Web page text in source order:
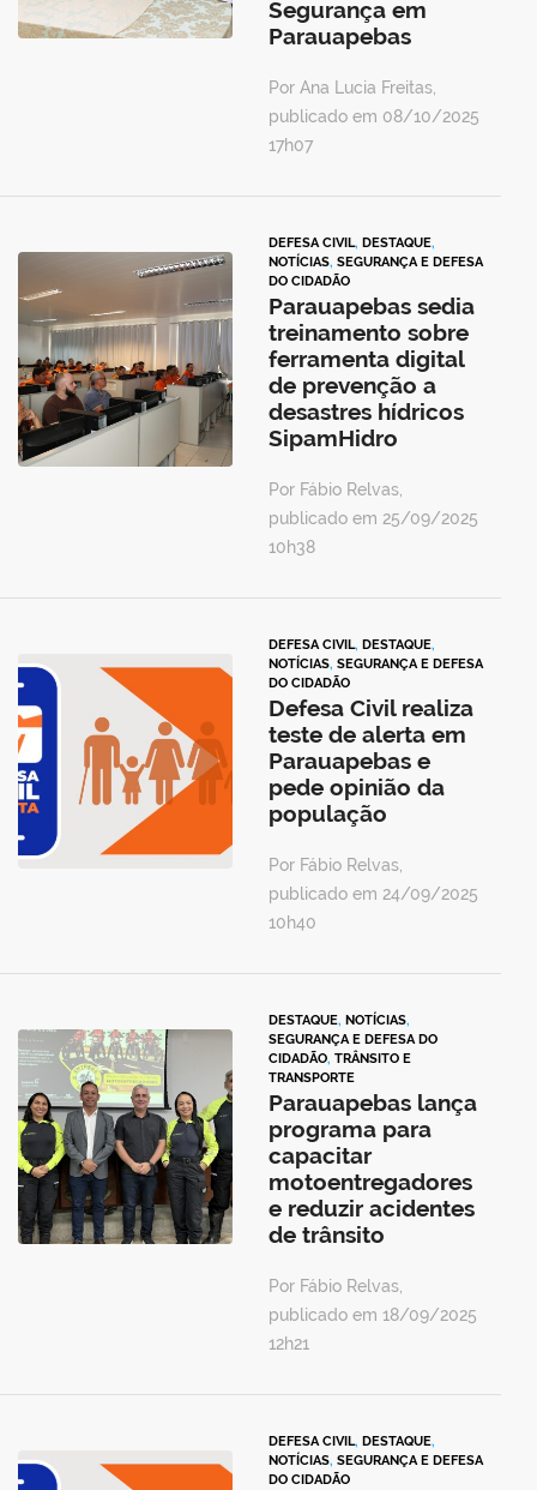
Segurança em
Parauapebas
Por Ana Lucia Freitas,
publicado em 08/10/2025
17h07
DEFESA CIVIL, DESTAQUE,
NOTÍCIAS, SEGURANÇA E DEFESA
DO CIDADÃO
Parauapebas sedia
treinamento sobre
ferramenta digital
de prevenção a
desastres hídricos
SipamHidro
Por Fábio Relvas,
publicado em 25/09/2025
10h38
DEFESA CIVIL, DESTAQUE,
NOTÍCIAS, SEGURANÇA E DEFESA
DO CIDADÃO
Defesa Civil realiza
teste de alerta em
Parauapebas e
pede opinião da
população
Por Fábio Relvas,
publicado em 24/09/2025
10h40
DESTAQUE, NOTÍCIAS,
SEGURANÇA E DEFESA DO
CIDADÃO, TRÂNSITO E
TRANSPORTE
Parauapebas lança
programa para
capacitar
motoentregadores
e reduzir acidentes
de trânsito
Por Fábio Relvas,
publicado em 18/09/2025
12h21
DEFESA CIVIL, DESTAQUE,
NOTÍCIAS, SEGURANÇA E DEFESA
DO CIDADÃO